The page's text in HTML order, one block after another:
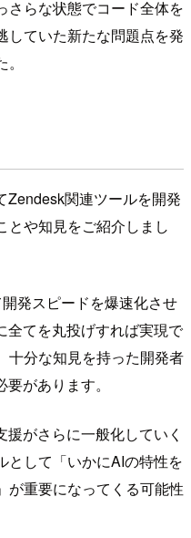
さらな状態でコード全体を
していた新たな問題点を発
関連ツールを開発
とや知見をご紹介しまし
発スピードを爆速化させ
全てを丸投げすれば実現で
十分な知見を持った開発者
があります。
がさらに一般化していく
として「いかにAIの特性を
が重要になってくる可能性